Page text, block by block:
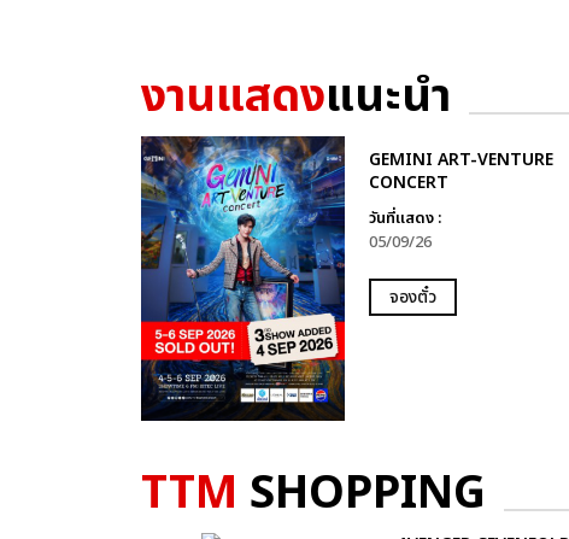
งานแสดงแนะนำ
GEMINI ART-VENTURE
CONCERT
วันที่แสดง :
05/09/26
จองตั๋ว
TTM SHOPPING